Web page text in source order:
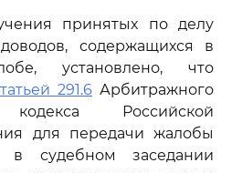
принятых по делу
содержащихся в
установлено, что
291.6 Арбитражного
кодекса Российской
для передачи жалобы
в судебном заседании